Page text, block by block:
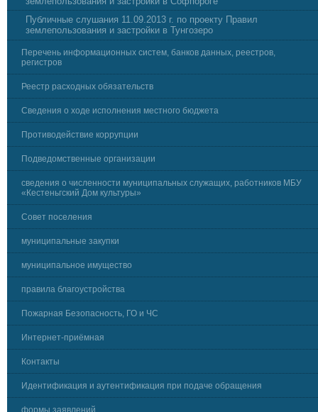
Публичные слушания 11.09.2013 г. по проекту Правил
землепользования и застройки в Тунгозеро
Перечень информационных систем, банков данных, реестров,
регистров
Реестр расходных обязательств
Сведения о ходе исполнения местного бюджета
Противодействие коррупции
Подведомственные организации
сведения о численности муниципальных служащих, работников МБУ
«Кестеньгский Дом культуры»
Совет поселения
муниципальные закупки
муниципальное имущество
правила благоустройства
Пожарная Безопасность, ГО и ЧС
Интернет-приёмная
Контакты
Идентификация и аутентификация при подаче обращения
формы заявлений